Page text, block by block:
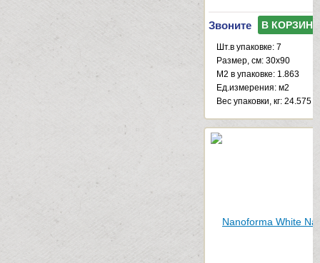
Звоните В КОРЗИНУ
Шт.в упаковке: 7
Размер, см: 30x90
М2 в упаковке: 1.863
Ед.измерения: м2
Веc упаковки, кг: 24.575